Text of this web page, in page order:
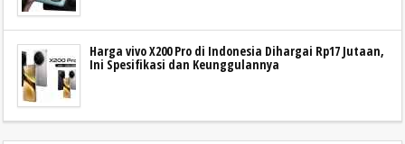
Harga vivo X200 Pro di Indonesia Dihargai Rp17 Jutaan,
Ini Spesifikasi dan Keunggulannya